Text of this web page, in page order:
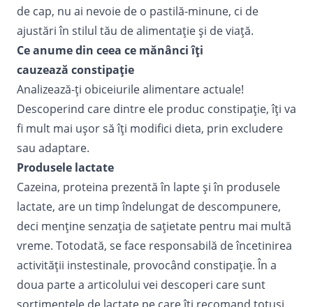
de cap, nu ai nevoie de o pastilă-minune, ci de
ajustări în stilul tău de alimentație și de viață.
Ce anume din ceea ce mănânci îți
cauzează constipație
Analizează-ți obiceiurile alimentare actuale!
Descoperind care dintre ele produc constipație, îți va
fi mult mai ușor să îți modifici dieta, prin excludere
sau adaptare.
Produsele lactate
Cazeina, proteina prezentă în lapte și în produsele
lactate, are un timp îndelungat de descompunere,
deci menține senzația de sațietate pentru mai multă
vreme. Totodată, se face responsabilă de încetinirea
activității instestinale, provocând constipație. În a
doua parte a articolului vei descoperi care sunt
sortimentele de lactate pe care îți recomand totuși